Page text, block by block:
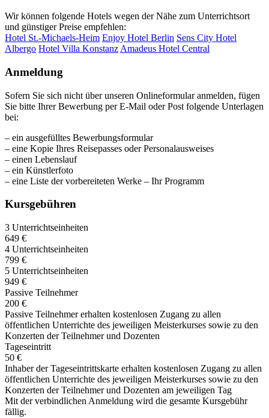
Wir können folgende Hotels wegen der Nähe zum Unterrichtsort
und günstiger Preise empfehlen:
Hotel St.-Michaels-Heim Enjoy Hotel Berlin Sens City Hotel
Albergo Hotel Villa Konstanz Amadeus Hotel Central
Anmeldung
Sofern Sie sich nicht über unseren Onlineformular anmelden, fügen
Sie bitte Ihrer Bewerbung per E-Mail oder Post folgende Unterlagen
bei:
– ein ausgefülltes Bewerbungsformular
– eine Kopie Ihres Reisepasses oder Personalausweises
– einen Lebenslauf
– ein Künstlerfoto
– eine Liste der vorbereiteten Werke – Ihr Programm
Kursgebühren
3 Unterrichtseinheiten
649 €
4 Unterrichtseinheiten
799 €
5 Unterrichtseinheiten
949 €
Passive Teilnehmer
200 €
Passive Teilnehmer erhalten kostenlosen Zugang zu allen
öffentlichen Unterrichte des jeweiligen Meisterkurses sowie zu den
Konzerten der Teilnehmer und Dozenten
Tageseintritt
50 €
Inhaber der Tageseintrittskarte erhalten kostenlosen Zugang zu allen
öffentlichen Unterrichte des jeweiligen Meisterkurses sowie zu den
Konzerten der Teilnehmer und Dozenten am jeweiligen Tag
Mit der verbindlichen Anmeldung wird die gesamte Kursgebühr
fällig.